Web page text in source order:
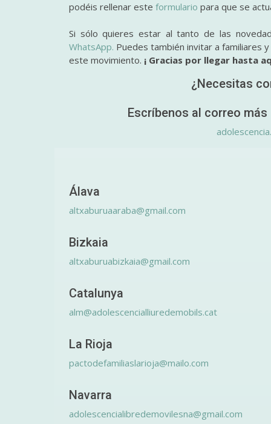
podéis rellenar este formulario para que se
Si sólo quieres estar al tanto de las
WhatsApp. Puedes también invitar a familiares
este movimiento. ¡ Gracias por llegar hasta
¿Necesitas
Escríbenos al correo
Álava
altxaburuaaraba@gmail.com
Bizkaia
altxaburuabizkaia@gmail.com
Catalunya
alm@adolescencialliuredemobils.cat
La Rioja
pactodefamiliaslarioja@mailo.com
Navarra
adolescencialibredemovilesna@gmail.com